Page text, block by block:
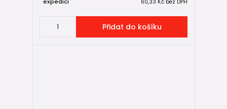
60,33 Kč bez DPH
Přidat do košíku